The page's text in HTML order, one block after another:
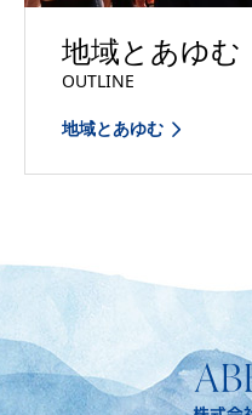
地域とあゆむ
OUTLINE
地域とあゆむ